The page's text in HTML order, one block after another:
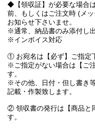
◆【領収証】が必要な場合
前、もしくはご注文時 (メ
お知らせ下さいませ。
※通常、納品書のみ添付し
※インボイス対応
① お宛名は【必ず】ご指定
※ご指定がない場合は【ご
す。
※その他、日付・但し書き
記載・作製致します。
② 領収書の発行は【商品と
す。